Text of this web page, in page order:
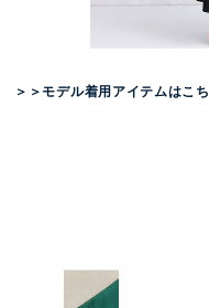
＞＞モデル着用アイテムはこ